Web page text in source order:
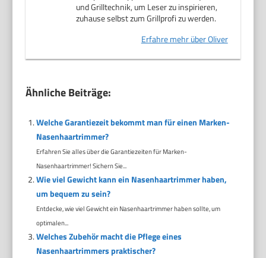
und Grilltechnik, um Leser zu inspirieren,
zuhause selbst zum Grillprofi zu werden.
Erfahre mehr über Oliver
Ähnliche Beiträge:
Welche Garantiezeit bekommt man für einen Marken-
Nasenhaartrimmer?
Erfahren Sie alles über die Garantiezeiten für Marken-
Nasenhaartrimmer! Sichern Sie...
Wie viel Gewicht kann ein Nasenhaartrimmer haben,
um bequem zu sein?
Entdecke, wie viel Gewicht ein Nasenhaartrimmer haben sollte, um
optimalen...
Welches Zubehör macht die Pflege eines
Nasenhaartrimmers praktischer?